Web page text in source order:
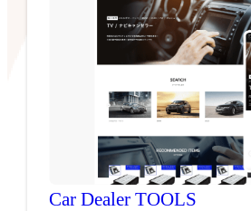
Car Dealer TOOLS